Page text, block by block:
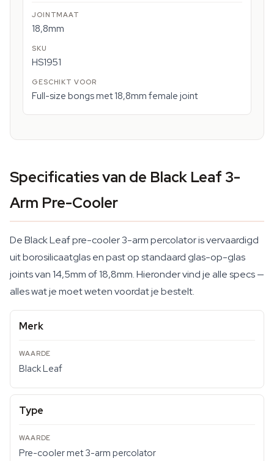
18,8mm
HS1951
Full-size bongs met 18,8mm female joint
Specificaties van de Black Leaf 3-
Arm Pre-Cooler
De Black Leaf pre-cooler 3-arm percolator is vervaardigd
uit borosilicaatglas en past op standaard glas-op-glas
joints van 14,5mm of 18,8mm. Hieronder vind je alle specs —
alles wat je moet weten voordat je bestelt.
Merk
Black Leaf
Type
Pre-cooler met 3-arm percolator